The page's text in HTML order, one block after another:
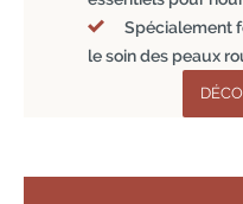
Spécialement
le soin des peaux